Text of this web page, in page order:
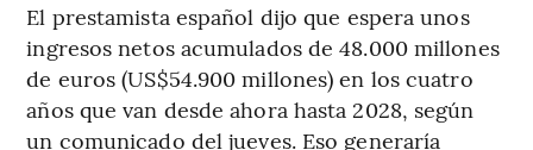
El prestamista español dijo que espera unos
ingresos netos acumulados de 48.000 millones
de euros (US$54.900 millones) en los cuatro
años que van desde ahora hasta 2028, según
un comunicado del jueves. Eso generaría